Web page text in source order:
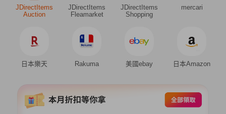
JDirectItems
Auction
JDirectItems
Fleamarket
JDirectItems
Shopping
mercari
日本樂天 Rakuma 美國ebay 日本Amazon